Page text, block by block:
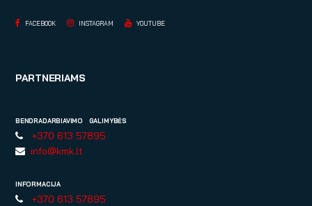
FACEBOOK INSTAGRAM YOUTUBE
PARTNERIAMS
BENDRADARBIAVIMO GALIMYBĖS
+370 613 57895
info@kmk.lt
INFORMACIJA
+370 613 57895